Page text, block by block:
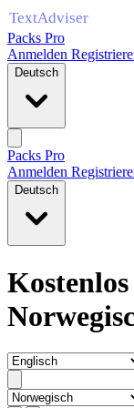
Packs Pro
Anmelden
Deutsch
Packs Pro
Anmelden
Deutsch